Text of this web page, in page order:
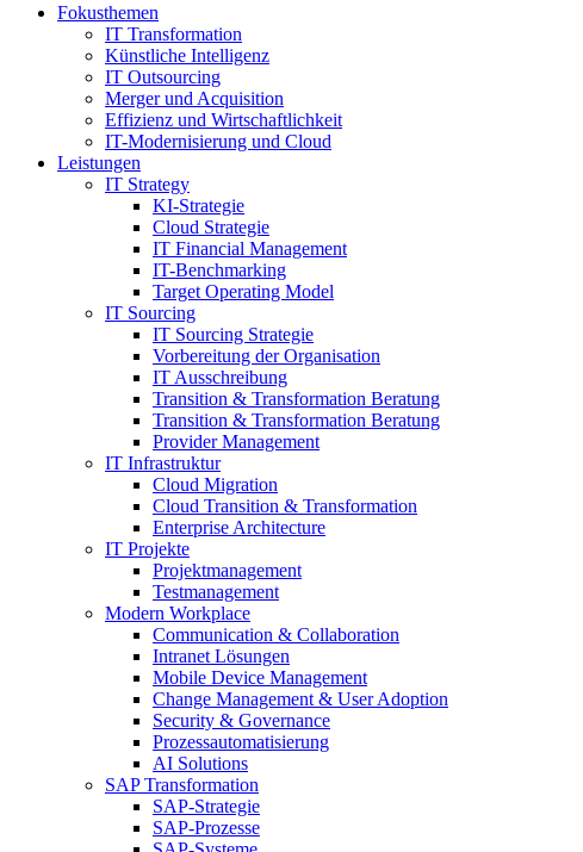
Fokusthemen
IT Transformation
Künstliche Intelligenz
IT Outsourcing
Merger und Acquisition
Effizienz und Wirtschaftlichkeit
IT-Modernisierung und Cloud
Leistungen
IT Strategy
KI-Strategie
Cloud Strategie
IT Financial Management
IT-Benchmarking
Target Operating Model
IT Sourcing
IT Sourcing Strategie
Vorbereitung der Organisation
IT Ausschreibung
Transition & Transformation Beratung
Transition & Transformation Beratung
Provider Management
IT Infrastruktur
Cloud Migration
Cloud Transition & Transformation
Enterprise Architecture
IT Projekte
Projektmanagement
Testmanagement
Modern Workplace
Communication & Collaboration
Intranet Lösungen
Mobile Device Management
Change Management & User Adoption
Security & Governance
Prozessautomatisierung
AI Solutions
SAP Transformation
SAP-Strategie
SAP-Prozesse